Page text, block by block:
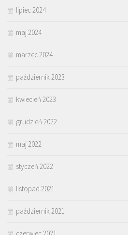
lipiec 2024
maj 2024
marzec 2024
październik 2023
kwiecień 2023
grudzień 2022
maj 2022
styczeń 2022
listopad 2021
październik 2021